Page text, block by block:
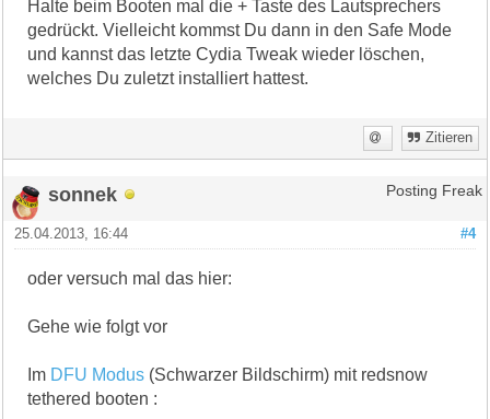
Halte beim Booten mal die + Taste des Lautsprechers
gedrückt. Vielleicht kommst Du dann in den Safe Mode
und kannst das letzte Cydia Tweak wieder löschen,
welches Du zuletzt installiert hattest.
Zitieren
sonnek Posting Freak
#4
25.04.2013, 16:44
oder versuch mal das hier:
Gehe wie folgt vor
Im DFU Modus (Schwarzer Bildschirm) mit redsnow
tethered booten :